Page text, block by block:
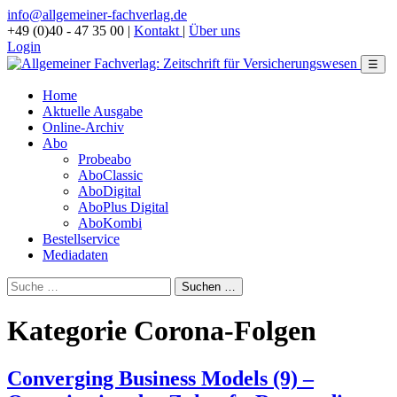
info@allgemeiner-fachverlag.de
+49 (0)40 - 47 35 00 | Kontakt | Über uns
Login
☰
Home
Aktuelle Ausgabe
Online-Archiv
Abo
Probeabo
AboClassic
AboDigital
AboPlus Digital
AboKombi
Bestellservice
Mediadaten
Kategorie Corona-Folgen
Converging Business Models (9) –